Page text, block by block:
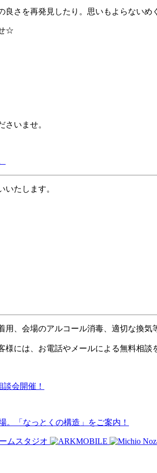
さを再発見したり。思いもよらないめ
☆
いませ。
たします。
、会場のアルコール消毒、適切な換
には、お電話やメールによる無料相談
会開催！
「なっとくの構造」をご案内！